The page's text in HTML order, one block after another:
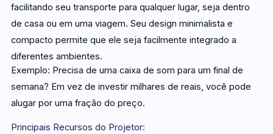
facilitando seu transporte para qualquer lugar, seja dentro
de casa ou em uma viagem. Seu design minimalista e
compacto permite que ele seja facilmente integrado a
diferentes ambientes.
Exemplo: Precisa de uma caixa de som para um final de
semana? Em vez de investir milhares de reais, você pode
alugar por uma fração do preço.
Principais Recursos do Projetor: